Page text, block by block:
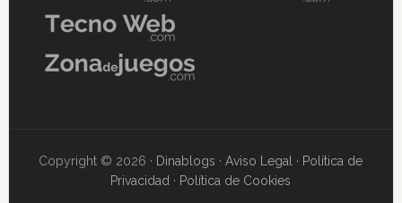
Copyright © 2026 · Dinablogs ·Aviso Legal · Política de
Privacidad · Política de Cookies